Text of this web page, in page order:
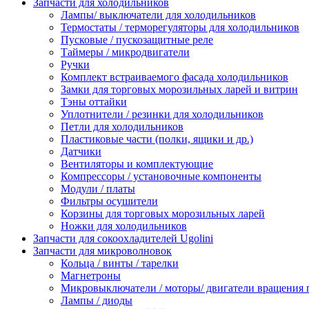
Запчасти для холодильников
Лампы/ выключатели для холодильников
Термостаты / терморегуляторы для холодильников
Пусковые / пускозащитные реле
Таймеры / микродвигатели
Ручки
Комплект встраиваемого фасада холодильников
Замки для торговых морозильных ларей и витрин
Тэны оттайки
Уплотнители / резинки для холодильников
Петли для холодильников
Пластиковые части (полки, ящики и др.)
Датчики
Вентиляторы и комплектующие
Компрессоры / установочные компоненты
Модули / платы
Фильтры осушители
Корзины для торговых морозильных ларей
Ножки для холодильников
Запчасти для сокоохладителей Ugolini
Запчасти для микроволновок
Кольца / винты / тарелки
Магнетроны
Микровыключатели / моторы/ двигатели вращения
Лампы / диоды